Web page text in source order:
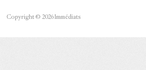
Copyright © 2026 Immédiats